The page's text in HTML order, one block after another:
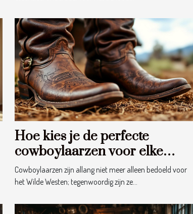
Hoe kies je de perfecte
cowboylaarzen voor elke
gelegenheid?
Cowboylaarzen zijn allang niet meer alleen bedoeld voor
het Wilde Westen; tegenwoordig zijn ze...